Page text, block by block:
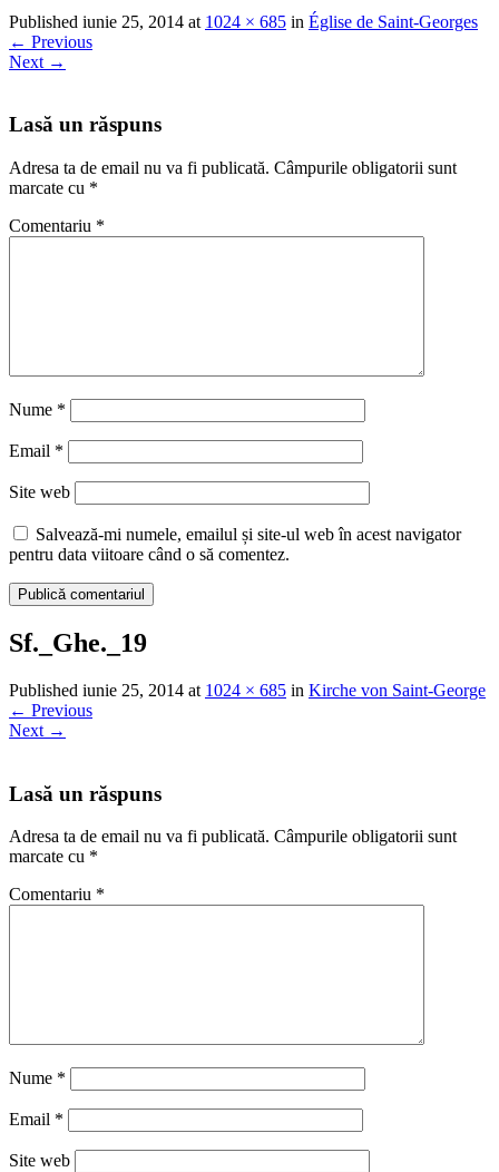
Published iunie 25, 2014 at 1024 × 685 in Église de Saint-Georges
← Previous
Next →
Lasă un răspuns
Adresa ta de email nu va fi publicată. Câmpurile obligatorii sunt
marcate cu *
Comentariu *
Nume *
Email *
Site web
Salvează-mi numele, emailul și site-ul web în acest navigator
pentru data viitoare când o să comentez.
Sf._Ghe._19
Published iunie 25, 2014 at 1024 × 685 in Kirche von Saint-George
← Previous
Next →
Lasă un răspuns
Adresa ta de email nu va fi publicată. Câmpurile obligatorii sunt
marcate cu *
Comentariu *
Nume *
Email *
Site web